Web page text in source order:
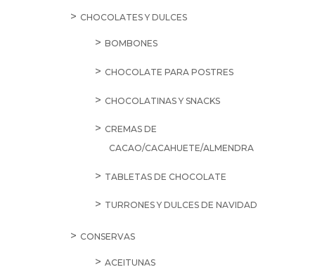
CHOCOLATES Y DULCES
BOMBONES
CHOCOLATE PARA POSTRES
CHOCOLATINAS Y SNACKS
CREMAS DE
CACAO/CACAHUETE/ALMENDRA
TABLETAS DE CHOCOLATE
TURRONES Y DULCES DE NAVIDAD
CONSERVAS
ACEITUNAS